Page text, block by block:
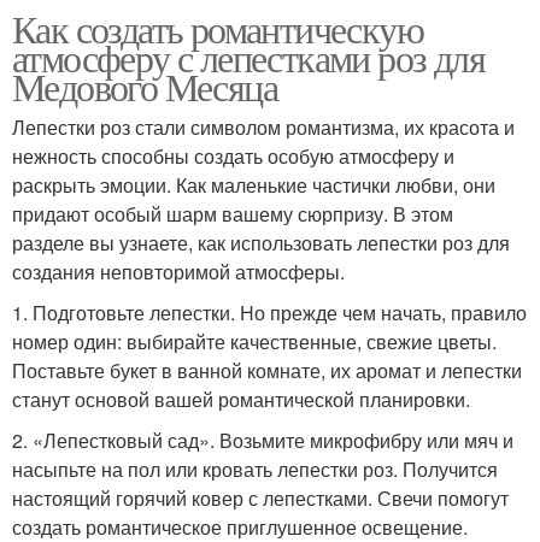
Как создать романтическую
атмосферу с лепестками роз для
Медового Месяца
Лепестки роз стали символом романтизма, их красота и
нежность способны создать особую атмосферу и
раскрыть эмоции. Как маленькие частички любви, они
придают особый шарм вашему сюрпризу. В этом
разделе вы узнаете, как использовать лепестки роз для
создания неповторимой атмосферы.
1. Подготовьте лепестки. Но прежде чем начать, правило
номер один: выбирайте качественные, свежие цветы.
Поставьте букет в ванной комнате, их аромат и лепестки
станут основой вашей романтической планировки.
2. «Лепестковый сад». Возьмите микрофибру или мяч и
насыпьте на пол или кровать лепестки роз. Получится
настоящий горячий ковер с лепестками. Свечи помогут
создать романтическое приглушенное освещение.